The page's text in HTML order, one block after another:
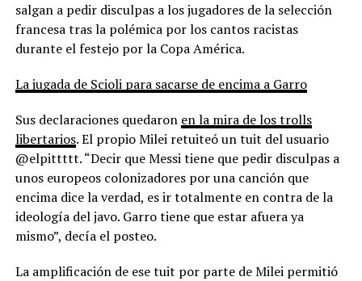
salgan a pedir disculpas a los jugadores de la selección
francesa tras la polémica por los cantos racistas
durante el festejo por la Copa América.
La jugada de Scioli para sacarse de encima a Garro
Sus declaraciones quedaron en la mira de los trolls
libertarios. El propio Milei retuiteó un tuit del usuario
@elpittttt. “Decir que Messi tiene que pedir disculpas a
unos europeos colonizadores por una canción que
encima dice la verdad, es ir totalmente en contra de la
ideología del javo. Garro tiene que estar afuera ya
mismo”, decía el posteo.
La amplificación de ese tuit por parte de Milei permitió